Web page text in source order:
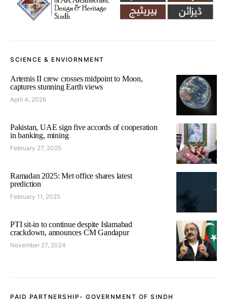
SCIENCE & ENVIORNMENT
Artemis II crew crosses midpoint to Moon,
captures stunning Earth views
April 4, 2026
Pakistan, UAE sign five accords of cooperation
in banking, mining
February 27, 2025
Ramadan 2025: Met office shares latest
prediction
February 11, 2025
PTI sit-in to continue despite Islamabad
crackdown, announces CM Gandapur
November 27, 2024
PAID PARTNERSHIP- GOVERNMENT OF SINDH